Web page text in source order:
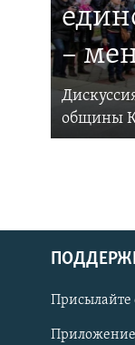
Українською
Qırımtatar
–
общины
Присылайте